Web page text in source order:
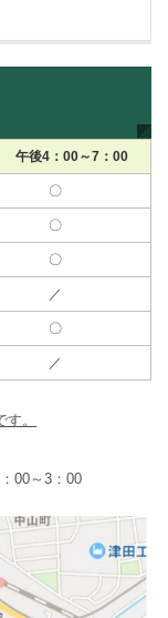
午後4：00～7：00
〇
〇
〇
／
〇
／
。
00～3：00